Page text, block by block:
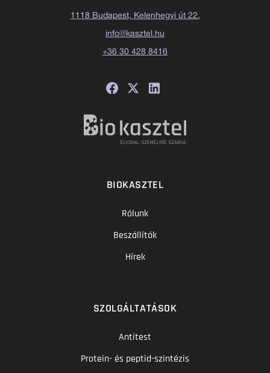
1118 Budapest, Kelenhegyi út 22.
info@kasztel.hu
+36 30 428 8416
BIOKASZTEL
Rólunk
Beszállítók
Hírek
SZOLGÁLTATÁSOK
Antitest
Protein- és peptid-szintézis